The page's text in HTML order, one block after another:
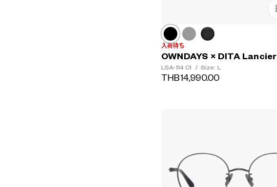
入荷待ち
OWNDAYS × DITA Lancier
LSA-114 C1 / Size: L
THB14,990.00